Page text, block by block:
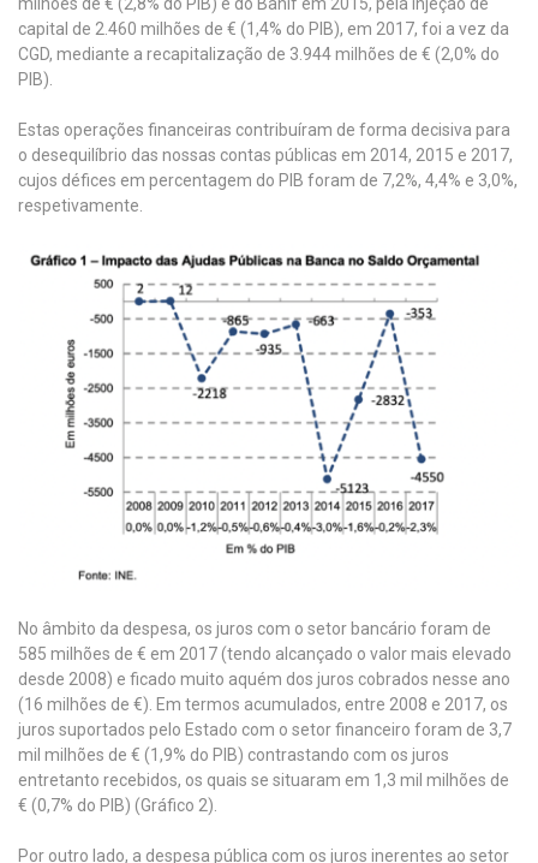
capital de 2.460 milhões de € (1,4% do PIB), em 2017, foi a vez da
CGD, mediante a recapitalização de 3.944 milhões de € (2,0% do
PIB).
Estas operações financeiras contribuíram de forma decisiva para
o desequilíbrio das nossas contas públicas em 2014, 2015 e 2017,
cujos défices em percentagem do PIB foram de 7,2%, 4,4% e 3,0%,
respetivamente.
No âmbito da despesa, os juros com o setor bancário foram de
585 milhões de € em 2017 (tendo alcançado o valor mais elevado
desde 2008) e ficado muito aquém dos juros cobrados nesse ano
(16 milhões de €). Em termos acumulados, entre 2008 e 2017, os
juros suportados pelo Estado com o setor financeiro foram de 3,7
mil milhões de € (1,9% do PIB) contrastando com os juros
entretanto recebidos, os quais se situaram em 1,3 mil milhões de
€ (0,7% do PIB) (Gráfico 2).
Por outro lado, a despesa pública com os juros inerentes ao setor